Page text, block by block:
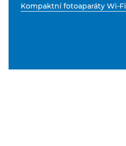
Kompaktní fotoaparáty Wi-Fi